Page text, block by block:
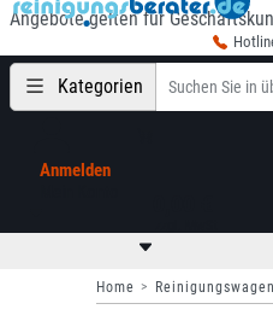
Angebote gelten für
Kategorien
Anmelden
Home